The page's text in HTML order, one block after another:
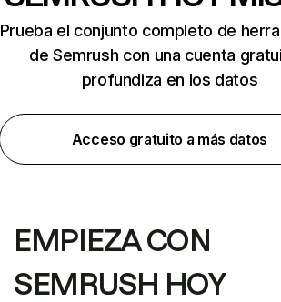
Prueba el conjunto completo de
de Semrush con una cuenta
profundiza en los datos
Acceso gratuito a más datos
EMPIEZA CON
SEMRUSH HOY